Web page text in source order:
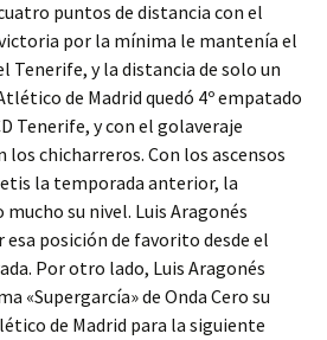
puntos de distancia con el
por la mínima le mantenía el
Tenerife, y la distancia de solo un
de Madrid quedó 4º empatado
Tenerife, y con el golaveraje
chicharreros. Con los ascensos
la temporada anterior, la
su nivel. Luis Aragonés
posición de favorito desde el
Por otro lado, Luis Aragonés
«Supergarcía» de Onda Cero su
de Madrid para la siguiente